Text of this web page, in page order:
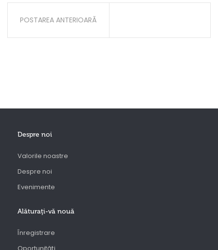
POSTAREA ANTERIOARĂ
Despre noi
Valorile noastre
Despre noi
Evenimente
Alăturaţi-vă nouă
Înregistrare